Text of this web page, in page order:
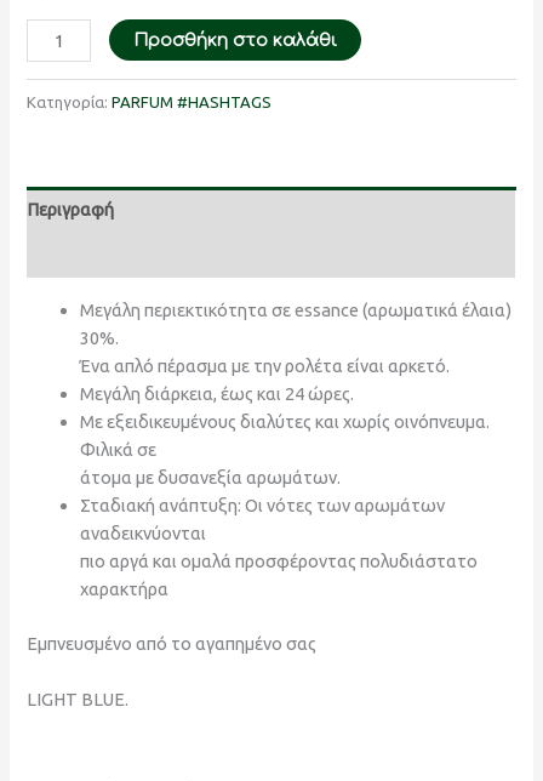
Προσθήκη στο καλάθι
Κατηγορία:PARFUM #HASHTAGS
Περιγραφή
Μεγάλη περιεκτικότητα σε essance (αρωματικά έλαια)
30%.
Ένα απλό πέρασμα με την ρολέτα είναι αρκετό.
Μεγάλη διάρκεια, έως και 24 ώρες.
Με εξειδικευμένους διαλύτες και χωρίς οινόπνευμα.
Φιλικά σε
άτομα με δυσανεξία αρωμάτων.
Σταδιακή ανάπτυξη: Οι νότες των αρωμάτων
αναδεικνύονται
πιο αργά και ομαλά προσφέροντας πολυδιάστατο
χαρακτήρα
Εμπνευσμένο από το αγαπημένο σας
LIGHT BLUE.